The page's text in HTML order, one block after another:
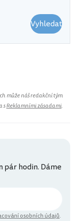
Vyhledat
může náš redakční tým
sReklamními zásadami.
hodin. Dáme
osobních údajů.